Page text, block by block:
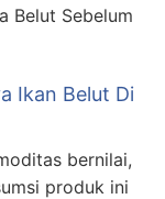
Belut Sebelum
Ikan Belut Di
bernilai,
produk ini